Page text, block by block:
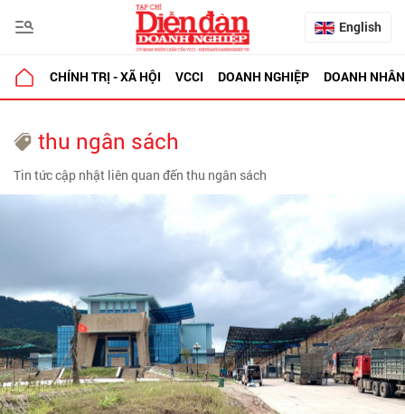
English
CHÍNH TRỊ - XÃ HỘI VCCI DOANH NGHIỆP DOANH NHÂN
thu ngân sách
Tin tức cập nhật liên quan đến thu ngân sách